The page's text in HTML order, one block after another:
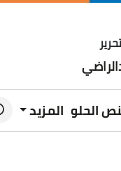
الحلو المزيد